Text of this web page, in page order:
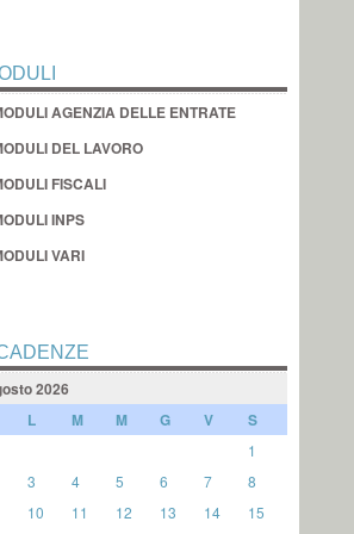
AGENZIA DELLE ENTRATE
DEL LAVORO
FISCALI
INPS
VARI
2026
L M M G V S
1
3 4 5 6 7
8
10 11 12 13 14
15